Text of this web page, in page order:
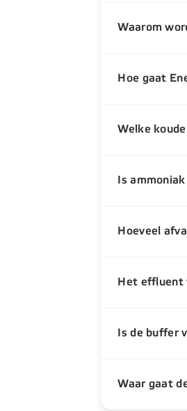
Waarom
Hoe gaat
Welke
Is
Hoeveel
Het effluent
Is de buffer
Waar gaat